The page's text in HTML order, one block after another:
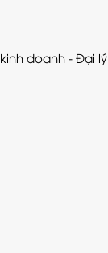
doanh - Đại lý